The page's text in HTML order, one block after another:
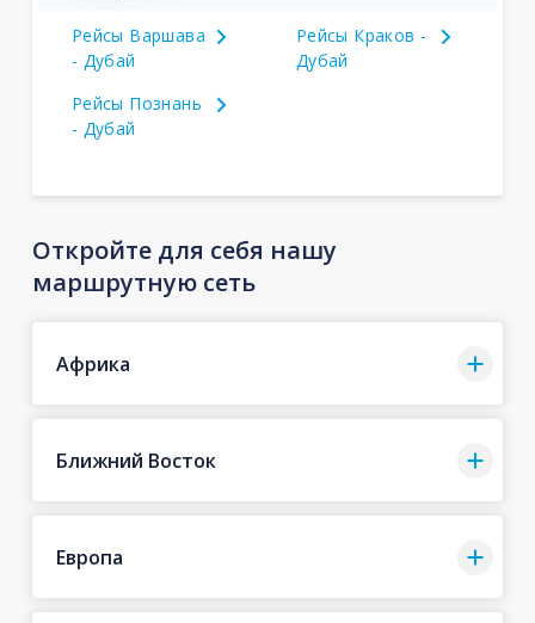
Рейсы Варшава
- Дубай
Рейсы Краков -
Дубай
Рейсы Познань
- Дубай
Откройте для себя нашу
маршрутную сеть
Африка
Ближний Восток
Европа